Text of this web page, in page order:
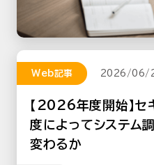
Web記事 2026/06/
【2026年度開始】セ
度によってシステム
変わるか